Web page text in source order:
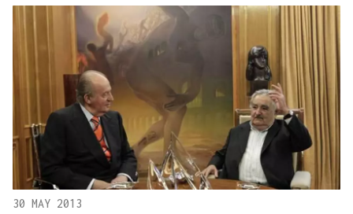
30 MAY 2013